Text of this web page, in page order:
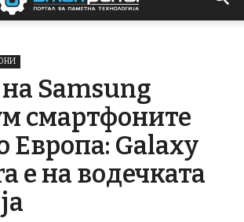
Samsung
смартфоните
Европа: Galaxy
е на водечката